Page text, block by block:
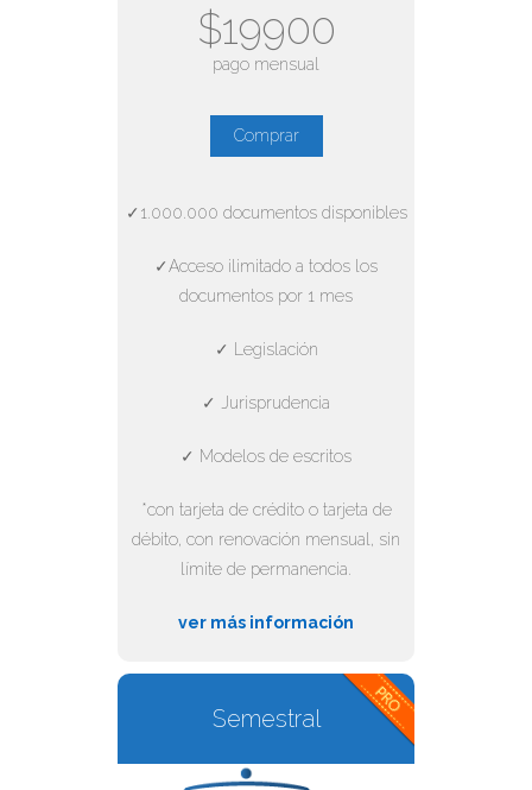
$19900
pago mensual
Comprar
✓1.000.000 documentos disponibles
✓Acceso ilimitado a todos los
documentos por 1 mes
✓ Legislación
✓ Jurisprudencia
✓ Modelos de escritos
*con tarjeta de crédito o tarjeta de
débito, con renovación mensual, sin
límite de permanencia.
ver más información
Semestral